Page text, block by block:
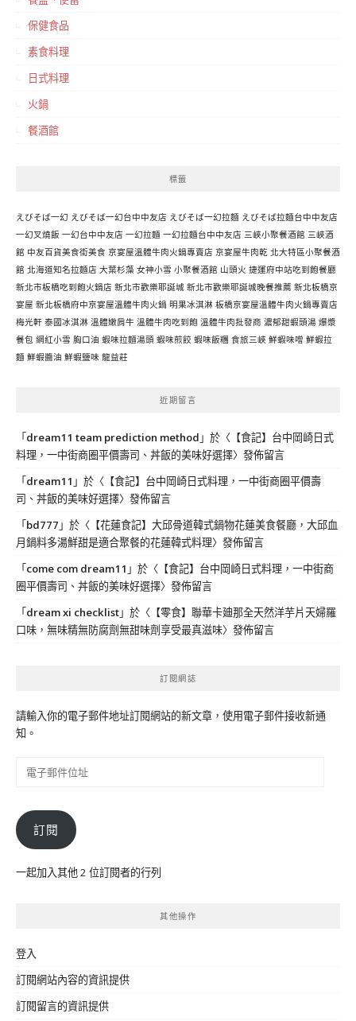
保健食品
素食料理
日式料理
火鍋
餐酒館
標籤
えびそば一幻 えびそば一幻台中中友店 えびそば一幻拉麵 えびそば拉麵台中中友店
一幻叉燒飯 一幻台中中友店 一幻拉麵 一幻拉麵台中中友店 三峽小聚餐酒館 三峽酒
館 中友百貨美食街美食 京宴屋溫體牛肉火鍋專賣店 京宴屋牛肉乾 北大特區小聚餐酒
館 北海道知名拉麵店 大葉杉藻 女神小雪 小聚餐酒館 山頭火 捷運府中站吃到飽餐廳
新北市板橋吃到飽火鍋店 新北市歡樂耶誕城 新北市歡樂耶誕城晚餐推薦 新北板橋京
宴屋 新北板橋府中京宴屋溫體牛肉火鍋 明果冰淇淋 板橋京宴屋溫體牛肉火鍋專賣店
梅光軒 泰國冰淇淋 溫體嫩肩牛 溫體牛肉吃到飽 溫體牛肉批發商 濃郁甜蝦頭湯 爆漿
餐包 網紅小雪 胸口油 蝦味拉麵湯頭 蝦味煎餃 蝦味飯糰 食旅三峽 鮮蝦味噌 鮮蝦拉
麵 鮮蝦醬油 鮮蝦鹽味 龍益莊
近期留言
「dream11 team prediction method 」於〈 【食記】台中岡崎日式
料理，一中街商圈平價壽司、丼飯的美味好選擇〉發佈留言
「dream11 」於〈 【食記】台中岡崎日式料理，一中街商圈平價壽
司、丼飯的美味好選擇〉發佈留言
「bd777 」於〈 【花蓮食記】大邱骨道韓式鍋物花蓮美食餐廳，大邱血
月鍋料多湯鮮甜是適合聚餐的花蓮韓式料理〉發佈留言
「come com dream11 」於〈 【食記】台中岡崎日式料理，一中街商
圈平價壽司、丼飯的美味好選擇〉發佈留言
「dream xi checklist」於〈 【零食】聯華卡廸那全天然洋芋片天婦羅
口味，無味精無防腐劑無甜味劑享受最真滋味〉發佈留言
訂閱網誌
請輸入你的電子郵件地址訂閱網站的新文章，使用電子郵件接收新通
知。
件
位
訂閱
一起加入其他 2 位訂閱者的行列
其他操作
登入
訂閱網站內容的資訊提供
訂閱留言的資訊提供